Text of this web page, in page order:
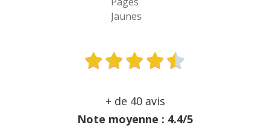
+ de 40 avis
Note moyenne : 4.4/5